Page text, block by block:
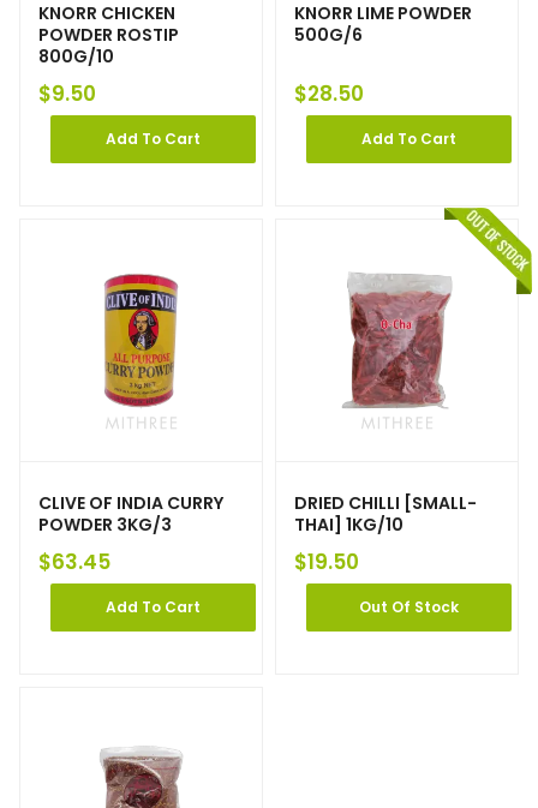
KNORR CHICKEN
POWDER ROSTIP
800G/10
$9.50
Add To Cart
KNORR LIME POWDER
500G/6
$28.50
Add To Cart
CLIVE OF INDIA CURRY
POWDER 3KG/3
$63.45
Add To Cart
DRIED CHILLI [SMALL-
THAI] 1KG/10
$19.50
Out Of Stock